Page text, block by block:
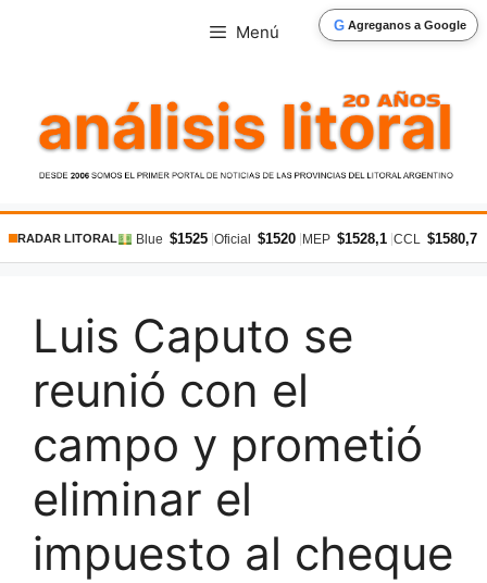
G Agreganos a Google
Menú
RADAR LITORAL Blue $1525 Oficial $1520 MEP $1528,1 CCL $1580,7
Luis Caputo se
reunió con el
campo y prometió
eliminar el
impuesto al cheque